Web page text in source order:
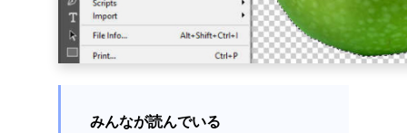
みんなが読んでいる